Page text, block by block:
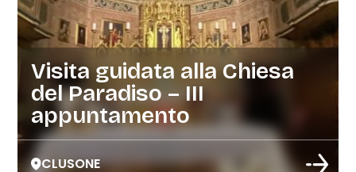
Visita guidata alla Chiesa
del Paradiso – III
appuntamento
CLUSONE